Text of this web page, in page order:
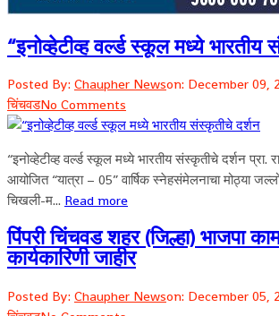
“इनोव्हेटीव्ह वर्ल्ड स्कूल मध्ये भारतीय
Posted By: Chaupher Newson: December 09,
चिंचवडNo Comments
“इनोव्हेटीव्ह वर्ल्ड स्कूल मध्ये भारतीय संस्कृतीचे दर्शन प्रा.
आयोजित “यात्रा – 05” वार्षिक स्नेहसंमेलनाचा मोठ्या
चिखली-म... Read more
पिंपरी चिंचवड शहर (जिल्हा) भाजपा
कार्यकारिणी जाहीर
Posted By: Chaupher Newson: December 05,